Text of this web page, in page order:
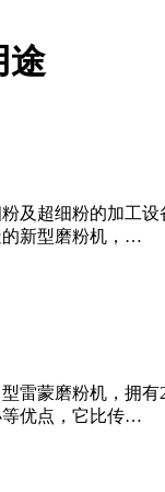
途
及超细粉的加工
的新型磨粉机，…
雷蒙磨粉机，拥
等优点，它比传…